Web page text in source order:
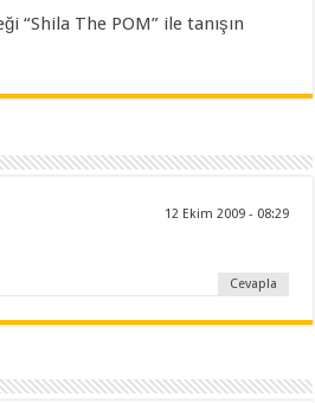
“Shila The POM” ile tanışın
12 Ekim 2009 - 08:29
Cevapla